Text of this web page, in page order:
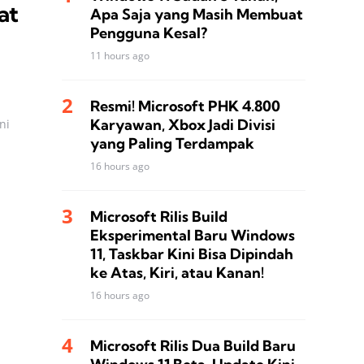
Apa Saja yang Masih Membuat
Pengguna Kesal?
11 hours ago
Resmi! Microsoft PHK 4.800
Karyawan, Xbox Jadi Divisi
yang Paling Terdampak
16 hours ago
Microsoft Rilis Build
Eksperimental Baru Windows
11, Taskbar Kini Bisa Dipindah
ke Atas, Kiri, atau Kanan!
16 hours ago
Microsoft Rilis Dua Build Baru